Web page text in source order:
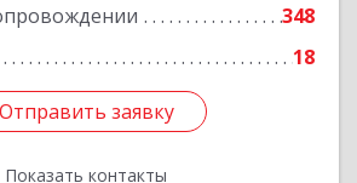
348
18
Отправить заявку
Показать контакты
Отправить заявку
Назад